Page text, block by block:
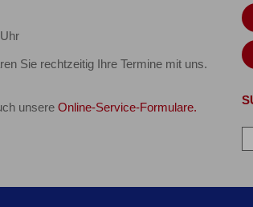
Sie rechtzeitig Ihre Termine mit uns.
unsere Online-Service-Formulare.